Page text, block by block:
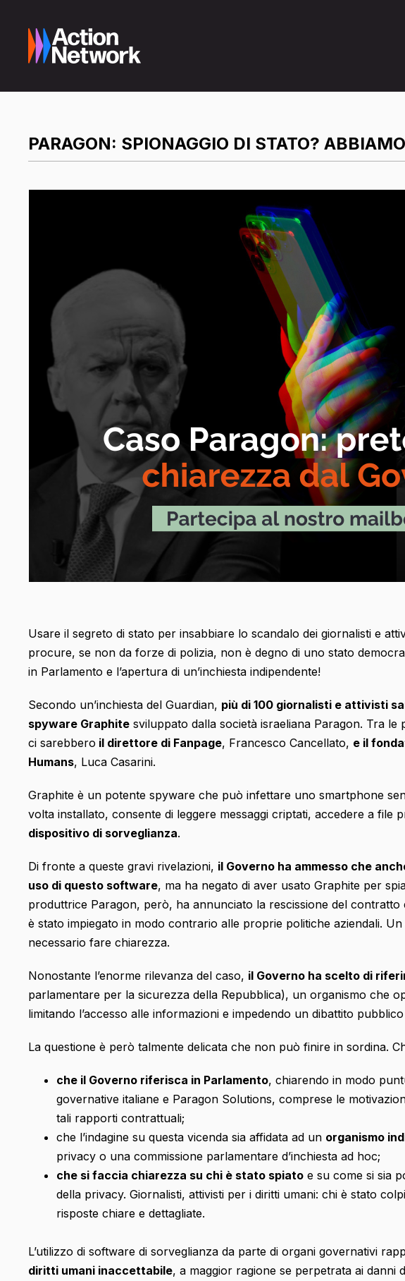
PARAGON: SPIONAGGIO DI STATO?
Usare il segreto di stato per insabbiare lo scandalo dei giornalisti e
procure, se non da forze di polizia, non è degno di uno stato
in Parlamento e l’apertura di un’inchiesta indipendente!
Secondo un’inchiesta del Guardian, più di 100 giornalisti e attivisti
spyware Graphite sviluppato dalla società israeliana Paragon. Tra
ci sarebbero il direttore di Fanpage, Francesco Cancellato, e il
Humans, Luca Casarini.
Graphite è un potente spyware che può infettare uno smartphone
volta installato, consente di leggere messaggi criptati, accedere a file
dispositivo di sorveglianza.
Di fronte a queste gravi rivelazioni, il Governo ha ammesso che
uso di questo software, ma ha negato di aver usato Graphite per
produttrice Paragon, però, ha annunciato la rescissione del contratto
è stato impiegato in modo contrario alle proprie politiche aziendali.
necessario fare chiarezza.
Nonostante l’enorme rilevanza del caso, il Governo ha scelto di
parlamentare per la sicurezza della Repubblica), un organismo che
limitando l’accesso alle informazioni e impedendo un dibattito
La questione è però talmente delicata che non può finire in sordina.
che il Governo riferisca in Parlamento, chiarendo in modo
governative italiane e Paragon Solutions, comprese le
tali rapporti contrattuali;
che l’indagine su questa vicenda sia affidata ad un organismo
privacy o una commissione parlamentare d’inchiesta ad hoc;
che si faccia chiarezza su chi è stato spiato e su come si sia
della privacy. Giornalisti, attivisti per i diritti umani: chi è stato
risposte chiare e dettagliate.
L’utilizzo di software di sorveglianza da parte di organi governativi
diritti umani inaccettabile, a maggior ragione se perpetrata ai danni